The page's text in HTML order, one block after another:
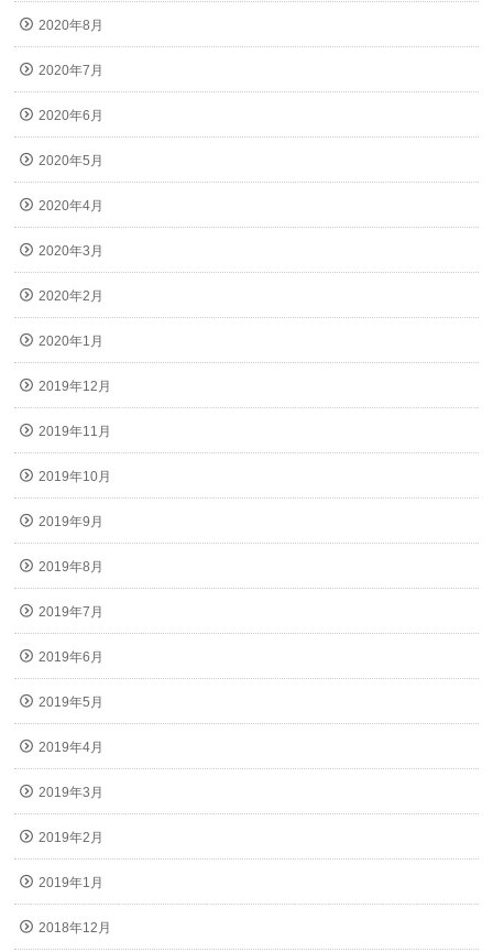
2020年8月
2020年7月
2020年6月
2020年5月
2020年4月
2020年3月
2020年2月
2020年1月
2019年12月
2019年11月
2019年10月
2019年9月
2019年8月
2019年7月
2019年6月
2019年5月
2019年4月
2019年3月
2019年2月
2019年1月
2018年12月